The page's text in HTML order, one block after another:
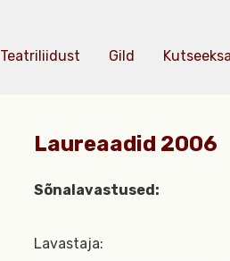
Teatriliidust Gild
Laureaadid 2006
Sõnalavastused:
Lavastaja: